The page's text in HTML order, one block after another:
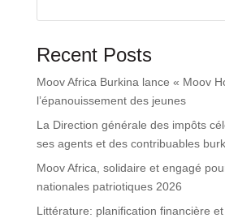
Recent Posts
Moov Africa Burkina lance « Moov
l’épanouissement des jeunes
La Direction générale des impôts
ses agents et des contribuables
Moov Africa, solidaire et engagé
nationales patriotiques 2026
Littérature: planification financière